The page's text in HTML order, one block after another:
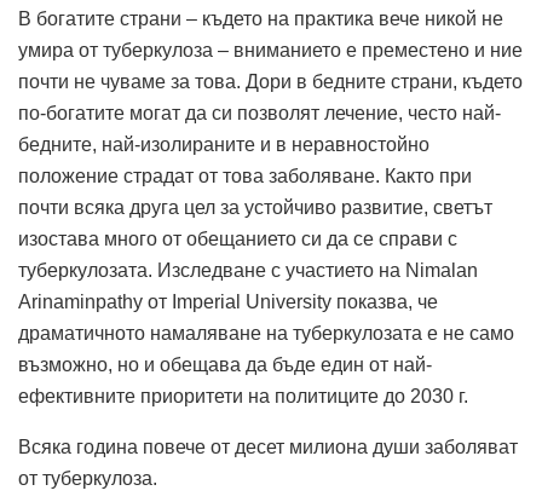
В богатите страни – където на практика вече никой не
умира от туберкулоза – вниманието е преместено и ние
почти не чуваме за това. Дори в бедните страни, където
по-богатите могат да си позволят лечение, често най-
бедните, най-изолираните и в неравностойно
положение страдат от това заболяване. Както при
почти всяка друга цел за устойчиво развитие, светът
изостава много от обещанието си да се справи с
туберкулозата. Изследване с участието на Nimalan
Arinaminpathy от Imperial University показва, че
драматичното намаляване на туберкулозата е не само
възможно, но и обещава да бъде един от най-
ефективните приоритети на политиците до 2030 г.
Всяка година повече от десет милиона души заболяват
от туберкулоза.